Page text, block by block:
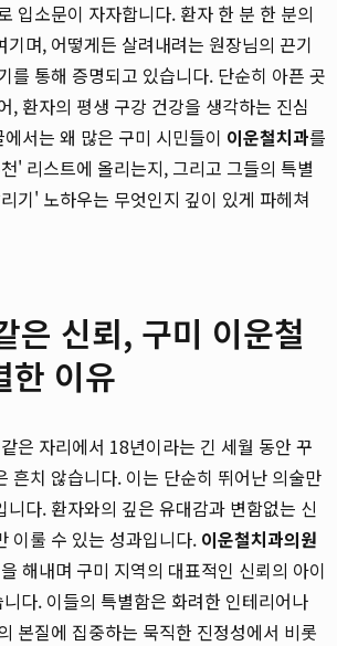
입소문이 자자합니다. 환자 한 분 한 분의
기며, 어떻게든 살려내려는 원장님의 끈기
를 통해 증명되고 있습니다. 단순히 아픈 곳
, 환자의 평생 구강 건강을 생각하는 진심
서는 왜 많은 구미 시민들이 이운철치과를
' 리스트에 올리는지, 그리고 그들의 특별
기' 노하우는 무엇인지 깊이 있게 파헤쳐
은 신뢰, 구미 이운철
한 이유
은 자리에서 18년이라는 긴 세월 동안 꾸
흔치 않습니다. 이는 단순히 뛰어난 의술만
다. 환자와의 깊은 유대감과 변함없는 신
이룰 수 있는 성과입니다. 이운철치과의원
해내며 구미 지역의 대표적인 신뢰의 아이
다. 이들의 특별함은 화려한 인테리어나
본질에 집중하는 묵직한 진정성에서 비롯